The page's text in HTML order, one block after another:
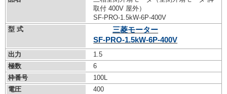
取付 400V 屋外）
SF-PRO-1.5kW-6P-400V
型 式
三菱モーター
SF-PRO-1.5kW-6P-400V
出力
1.5
極数
6
枠番号
100L
電圧
400